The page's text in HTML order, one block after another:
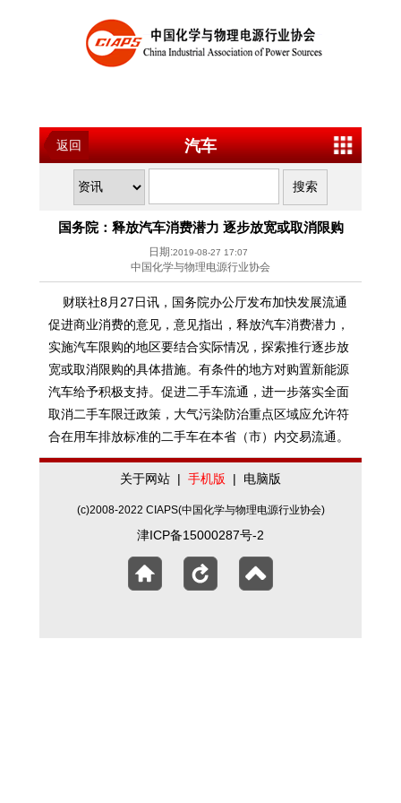
返回 汽车
国务院：释放汽车消费潜力 逐步放宽或取消限购
日期:2019-08-27 17:07
中国化学与物理电源行业协会
财联社8月27日讯，国务院办公厅发布加快发展流通
促进商业消费的意见，意见指出，释放汽车消费潜力，
实施汽车限购的地区要结合实际情况，探索推行逐步放
宽或取消限购的具体措施。有条件的地方对购置新能源
汽车给予积极支持。促进二手车流通，进一步落实全面
取消二手车限迁政策，大气污染防治重点区域应允许符
合在用车排放标准的二手车在本省（市）内交易流通。
关于网站 | 手机版 | 电脑版
(c)2008-2022 CIAPS(中国化学与物理电源行业协会)
津ICP备15000287号-2